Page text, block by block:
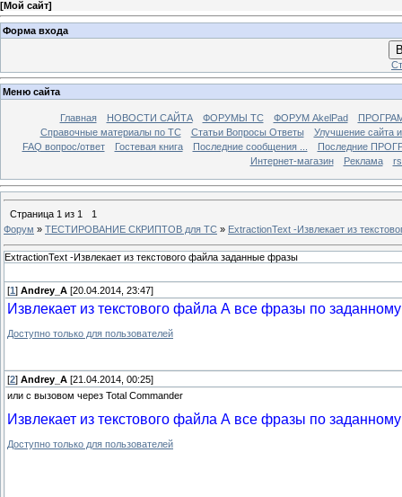
[Мой сайт]
Форма входа
Меню сайта
Главная НОВОСТИ САЙТА ФОРУМЫ TC ФОРУМ AkelPad
Справочные материалы по TС
Статьи Вопросы Ответы
Улучшение сайта
FAQ вопрос/ответ
Гостевая книга Последние сообщения ...
Последние
Интернет-магазин
Реклама
Страница 1 из 1
1
Форум » ТЕСТИРОВАНИЕ СКРИПТОВ для TC » ExtractionText -Извлекает из
ExtractionText -Извлекает из текстового файла заданные фразы
[1 ] Andrey_A [20.04.2014, 23:47]
Извлекает из текстового файла А все фразы по
Доступно только для пользователей
[2] Andrey_A [21.04.2014, 00:25]
или с вызовом через Total Commander
Извлекает из текстового файла А все фразы по
Доступно только для пользователей